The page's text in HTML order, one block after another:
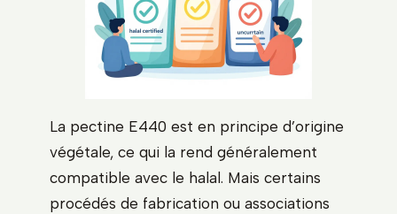
La pectine E440 est en principe d’origine
végétale, ce qui la rend généralement
compatible avec le halal. Mais certains
procédés de fabrication ou associations